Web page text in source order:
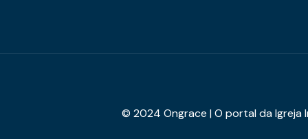
© 2024 Ongrace | O portal da Igreja